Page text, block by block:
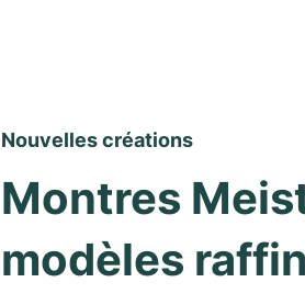
Nouvelles créations
Montres
modèles